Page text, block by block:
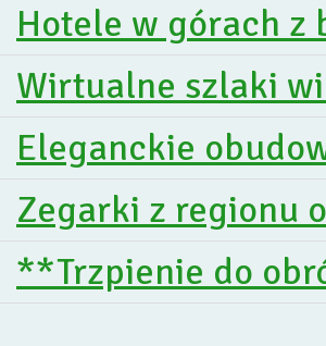
Hotele w górach z
Wirtualne szlaki
Eleganckie
Zegarki z regionu
**Trzpienie do